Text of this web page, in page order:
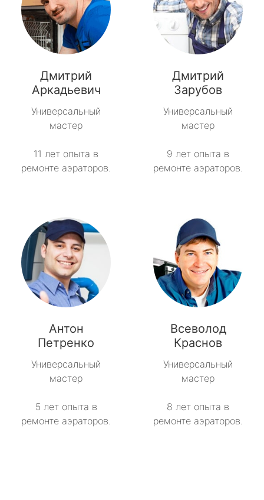
Дмитрий
Аркадьевич
Универсальный
мастер
11 лет опыта в
ремонте аэраторов.
Дмитрий
Зарубов
Универсальный
мастер
9 лет опыта в
ремонте аэраторов.
Антон
Петренко
Универсальный
мастер
5 лет опыта в
ремонте аэраторов.
Всеволод
Краснов
Универсальный
мастер
8 лет опыта в
ремонте аэраторов.